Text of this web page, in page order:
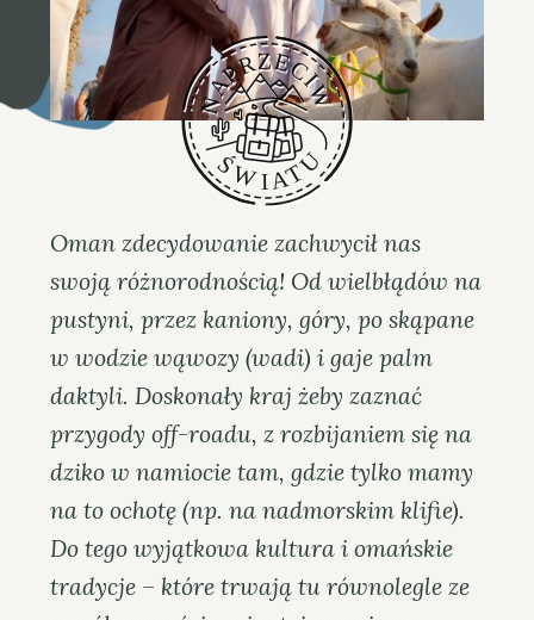
e
s
z
k
a
i
i
t
r
Oman zdecydowanie zachwycił nas
swoją różnorodnością! Od wielbłądów na
pustyni, przez kaniony, góry, po skąpane
w wodzie wąwozy (wadi) i gaje palm
daktyli. Doskonały kraj żeby zaznać
przygody off-roadu, z rozbijaniem się na
dziko w namiocie tam, gdzie tylko mamy
na to ochotę (np. na nadmorskim klifie).
Do tego wyjątkowa kultura i omańskie
tradycje – które trwają tu równolegle ze